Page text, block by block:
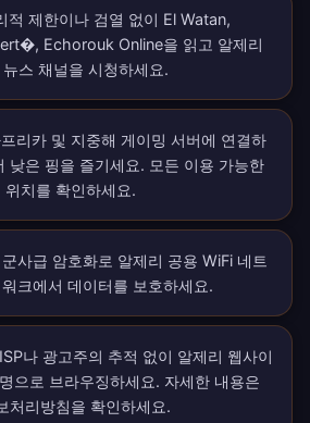
적 제한이나 검열 없이 El Watan,
Echorouk Online을 읽고 알제리
스 채널을 시청하세요.
리카 및 지중해 게이밍 서버에 연결하
낮은 핑을 즐기세요. 모든 이용 가능한
위치를 확인하세요.
군사급 암호화로 알제리 공용 WiFi 네트
워크에서 데이터를 보호하세요.
나 광고주의 추적 없이 알제리 웹사이
으로 브라우징하세요. 자세한 내용은
처리방침을 확인하세요.